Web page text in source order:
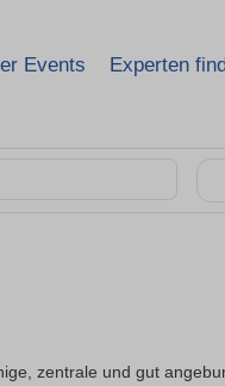
Events Experten
zentrale und gut